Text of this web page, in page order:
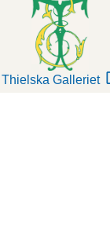
Thielska Galleriet